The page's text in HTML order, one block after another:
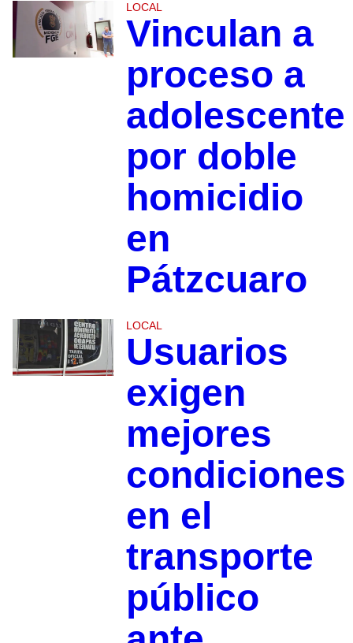
LOCAL
Vinculan a
proceso a
adolescente
por doble
homicidio
en
Pátzcuaro
LOCAL
Usuarios
exigen
mejores
condiciones
en el
transporte
público